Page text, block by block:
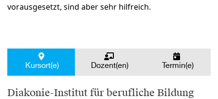
vorausgesetzt, sind aber sehr hilfreich.
Kursort(e) Dozent(en) Termin(e)
Diakonie-Institut für berufliche Bildung